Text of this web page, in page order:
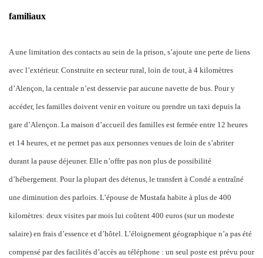
familiaux
A une limitation des contacts au sein de la prison, s’ajoute une perte de liens
avec l’extérieur. Construite en secteur rural, loin de tout, à 4 kilomètres
d’Alençon, la centrale n’est desservie par aucune navette de bus. Pour y
accéder, les familles doivent venir en voiture ou prendre un taxi depuis la
gare d’Alençon. La maison d’accueil des familles est fermée entre 12 heures
et 14 heures, et ne permet pas aux personnes venues de loin de s’abriter
durant la pause déjeuner. Elle n’offre pas non plus de possibilité
d’hébergement. Pour la plupart des détenus, le transfert à Condé a entraîné
une diminution des parloirs. L’épouse de Mustafa habite à plus de 400
kilomètres: deux visites par mois lui coûtent 400 euros (sur un modeste
salaire) en frais d’essence et d’hôtel. L’éloignement géographique n’a pas été
compensé par des facilités d’accès au téléphone : un seul poste est prévu pour